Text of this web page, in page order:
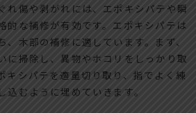
れ傷や剥がれには、エポキシパテや瞬
的な補修が有効です。エポキシパテは
木部の補修に適しています。まず、
に掃除し、異物やホコリをしっかり取
キシパテを適量切り取り、指でよく練
込むように埋めていきます。